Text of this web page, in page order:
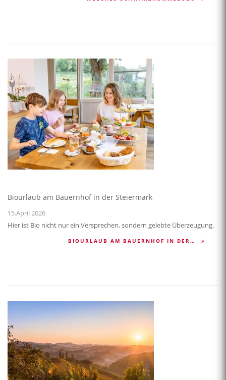
Biourlaub am Bauernhof in der Steiermark
15.April 2026
Hier ist Bio nicht nur ein Versprechen, sondern gelebte Überzeugung.
BIOURLAUB AM BAUERNHOF IN DER…